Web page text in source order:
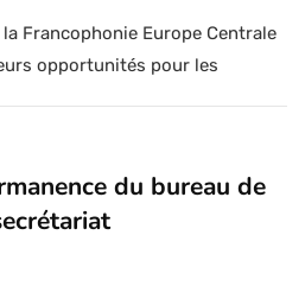
la Francophonie Europe Centrale
opportunités pour les
du bureau de